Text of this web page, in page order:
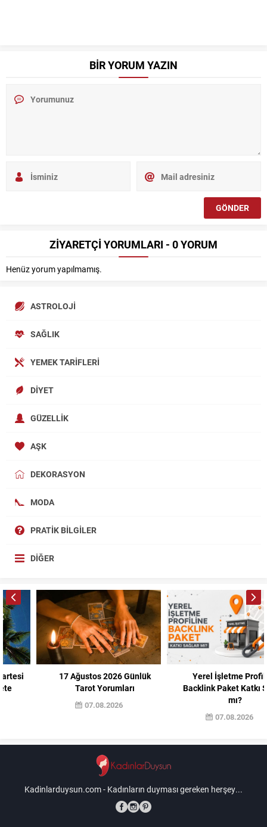
BİR YORUM YAZIN
ZİYARETÇİ YORUMLARI - 0 YORUM
Henüz yorum yapılmamış.
ASTROLOJI
SAĞLIK
YEMEK TARIFLERI
DIYET
GÜZELLIK
AŞK
DEKORASYON
MODA
PRATIK BILGILER
DIĞER
17 Ağustos 2026 Günlük
Tarot Yorumları
07.08.2026
Yerel İşletme Profiline
Backlink Paket Katkı Sağlar
07.08.2026
Kadinlarduysun.com - Kadınların duyması gereken herşey...